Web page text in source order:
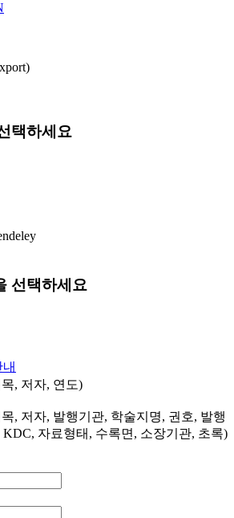
택하세요
선택하세요
, 저자, 연도)
, 저자, 발행기관, 학술지명, 권호, 발행
KDC, 자료형태, 수록면, 소장기관, 초록)